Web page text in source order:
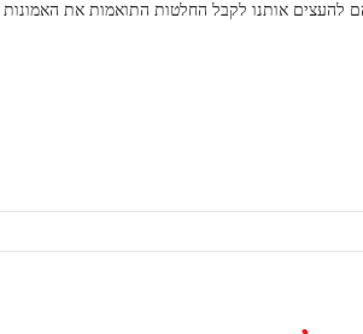
להעצים אותנו לקבל החלטות התואמות את האמונות